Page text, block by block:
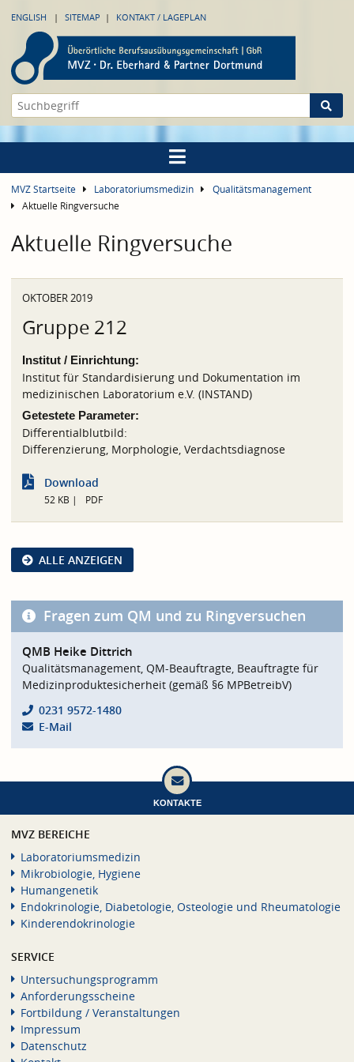
ENGLISH SITEMAP KONTAKT / LAGEPLAN
MVZ Startseite Laboratoriumsmedizin
Qualitätsmanagement
Aktuelle Ringversuche
Aktuelle Ringversuche
OKTOBER 2019
Gruppe 212
Institut / Einrichtung:
Institut für Standardisierung und Dokumentation im
medizinischen Laboratorium e.V. (INSTAND)
Getestete Parameter:
Differentialblutbild:
Differenzierung, Morphologie, Verdachtsdiagnose
Download
52 KB PDF
ALLE ANZEIGEN
Fragen zum QM und zu Ringversuchen
QMB Heike Dittrich
Qualitätsmanagement, QM-Beauftragte, Beauftragte für
Medizinproduktesicherheit (gemäß §6 MPBetreibV)
0231 9572-1480
E-Mail
KONTAKTE
MVZ BEREICHE
Laboratoriumsmedizin
Mikrobiologie, Hygiene
Humangenetik
Endokrinologie, Diabetologie, Osteologie und Rheumatologie
Kinderendokrinologie
SERVICE
Untersuchungsprogramm
Anforderungsscheine
Fortbildung / Veranstaltungen
Impressum
Datenschutz